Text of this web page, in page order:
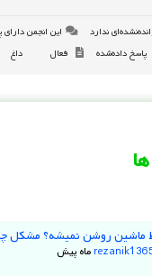
ندارد
این انجمن
پاسخ داده‌شده فعال داغ
ماشین روشن نمیشه؟ مشکل